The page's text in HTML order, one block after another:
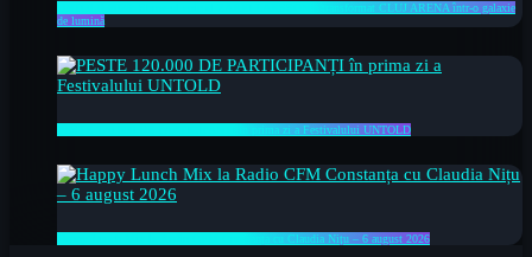
UNTOLD 2026: Show-ul epic al ZAREI LARSSON a transformat CLUJ ARENA într-o galaxie
de lumină
PESTE 120.000 DE PARTICIPANȚI în prima zi a Festivalului UNTOLD
Happy Lunch Mix la Radio CFM Constanța cu Claudia Nițu – 6 august 2026